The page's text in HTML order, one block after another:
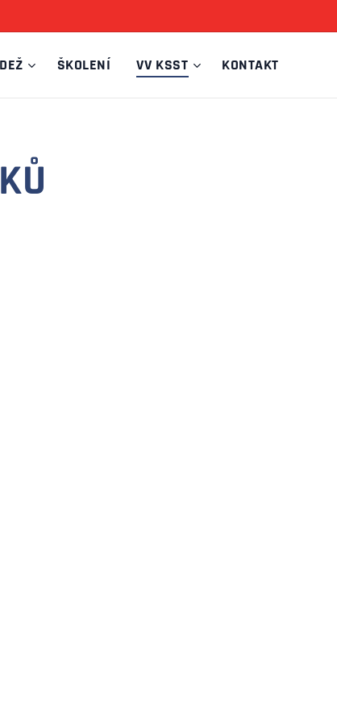
ŠKOLENÍ VV KSST KONTAKT